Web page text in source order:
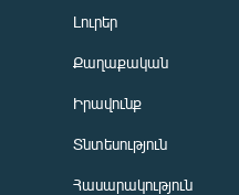
Լուրեր
Քաղաքական
Իրավունք
Տնտեսություն
Հասարակություն